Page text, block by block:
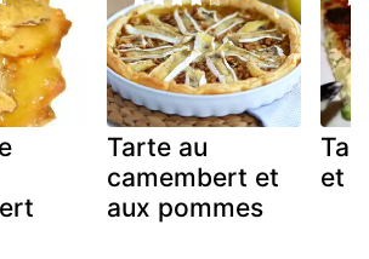
Tarte au
camembert et
aux pommes
et